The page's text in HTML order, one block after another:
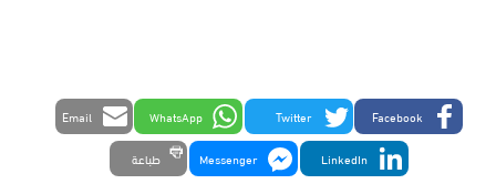
Facebook
Twitter
WhatsApp
Email
LinkedIn
Messenger طباعة